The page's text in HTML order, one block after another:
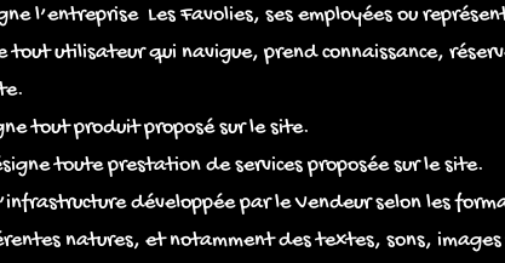
l’entreprise Les Favolies, ses employées ou
tout utilisateur qui navigue, prend connaissance,
tout produit proposé sur le site.
toute prestation de services proposée sur le site.
développée par le Vendeur selon les
natures, et notamment des textes, sons,